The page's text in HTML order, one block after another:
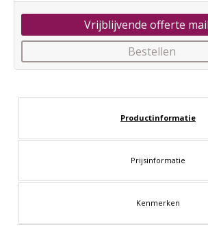
Vrijblijvende offerte
Bestellen
Productinformatie
Prijsinformatie
Kenmerken